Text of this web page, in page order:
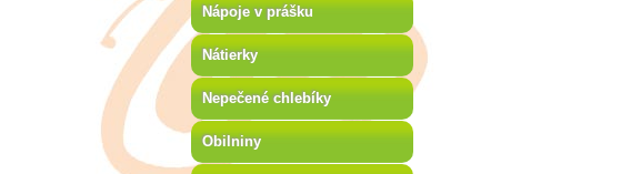
Nápoje v prášku
Nátierky
Nepečené chlebíky
Obilniny